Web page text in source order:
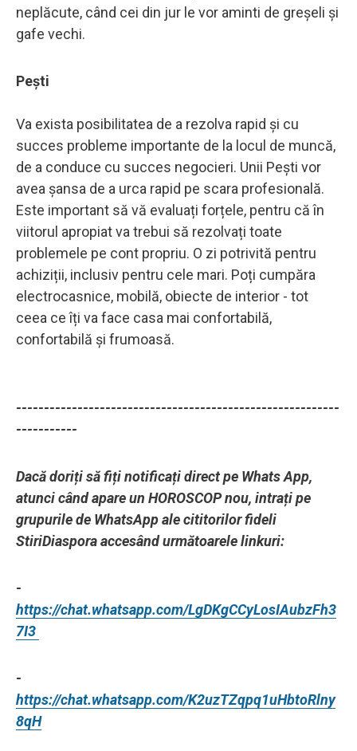
neplăcute, când cei din jur le vor aminti de greșeli și
gafe vechi.
Pești
Va exista posibilitatea de a rezolva rapid și cu
succes probleme importante de la locul de muncă,
de a conduce cu succes negocieri. Unii Pești vor
avea șansa de a urca rapid pe scara profesională.
Este important să vă evaluați forțele, pentru că în
viitorul apropiat va trebui să rezolvați toate
problemele pe cont propriu. O zi potrivită pentru
achiziții, inclusiv pentru cele mari. Poți cumpăra
electrocasnice, mobilă, obiecte de interior - tot
ceea ce îți va face casa mai confortabilă,
confortabilă și frumoasă.
----------------------------------------------------------
-----------
Dacă doriți să fiți notificați direct pe Whats App,
atunci când apare un HOROSCOP nou, intrați pe
grupurile de WhatsApp ale cititorilor fideli
StiriDiaspora accesând următoarele linkuri:
-
https://chat.whatsapp.com/LgDKgCCyLosIAubzFh3
7I3
-
https://chat.whatsapp.com/K2uzTZqpq1uHbtoRlny
8qH